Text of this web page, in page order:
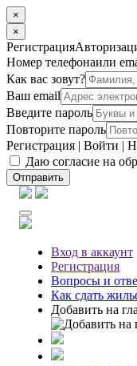
×
×
Регистрация
Номер телефонаили
Как вас зовут?
Ваш email
Введите пароль
Повторите пароль
Регистрация | Войти |
Даю согласие на
Отправить
Вход в аккаунт
Регистрация
Вопросы и
Как сдать
Добавить на